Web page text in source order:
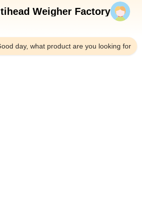
الشركة
في المصنع
الجودة
الموقع
Multihead Weigher Factory
Good day, what product are you looking